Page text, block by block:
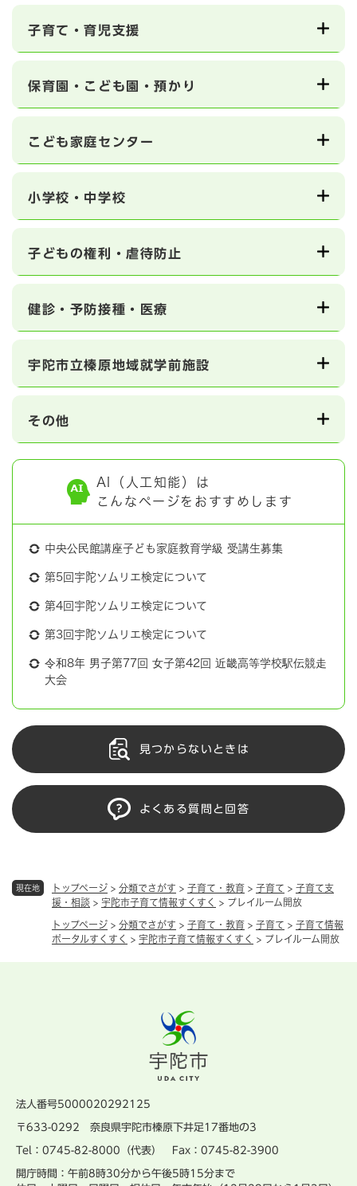
現在地 トップページ > 分類でさがす > 子育て・教育 > 子育て > 子育て支
援・相談 > 宇陀市子育て情報すくすく > プレイルーム開放
トップページ > 分類でさがす > 子育て・教育 > 子育て > 子育て情報
ポータルすくすく
> 宇陀市子育て情報すくすく > プレイルーム開放
子育て・育児支援
保育園・こども園・預かり
こども家庭センター
小学校・中学校
子どもの権利・虐待防止
健診・予防接種・医療
宇陀市立榛原地域就学前施設
その他
AI（人工知能）は
こんなページをおすすめします
中央公民館講座子ども家庭教育学級 受講生募集
第5回宇陀ソムリエ検定について
第4回宇陀ソムリエ検定について
第3回宇陀ソムリエ検定について
令和8年 男子第77回 女子第42回 近畿高等学校駅伝競走
大会
見つからないときは
よくある質問と回答
法人番号5000020292125
〒633-0292 奈良県宇陀市榛原下井足17番地の3
Tel：0745-82-8000（代表） Fax：0745-82-3900
開庁時間：午前8時30分から午後5時15分まで